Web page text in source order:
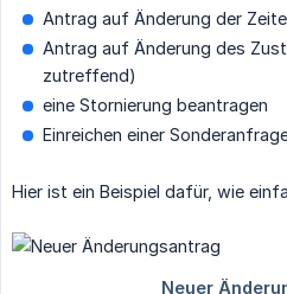
Antrag auf Änderung der
Antrag auf Änderung des
zutreffend)
eine Stornierung beantragen
Einreichen einer
Hier ist ein Beispiel dafür, wie